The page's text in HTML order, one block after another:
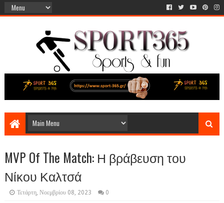
MVP Of The Match: Η βράβευση του
Νίκου Καλτσά
Τετάρτη, Νοεμβρίου 08, 2023 0